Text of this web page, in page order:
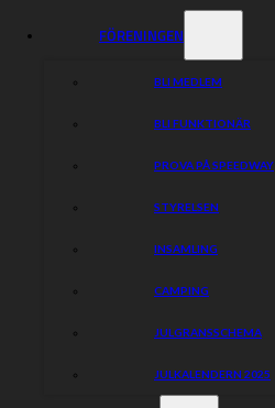
FÖRENINGEN
BLI MEDLEM
BLI FUNKTIONÄR
PROVA PÅ SPEEDWAY
STYRELSEN
INSAMLING
CAMPING
JULGRANSSCHEMA
JULKALENDERN 2025